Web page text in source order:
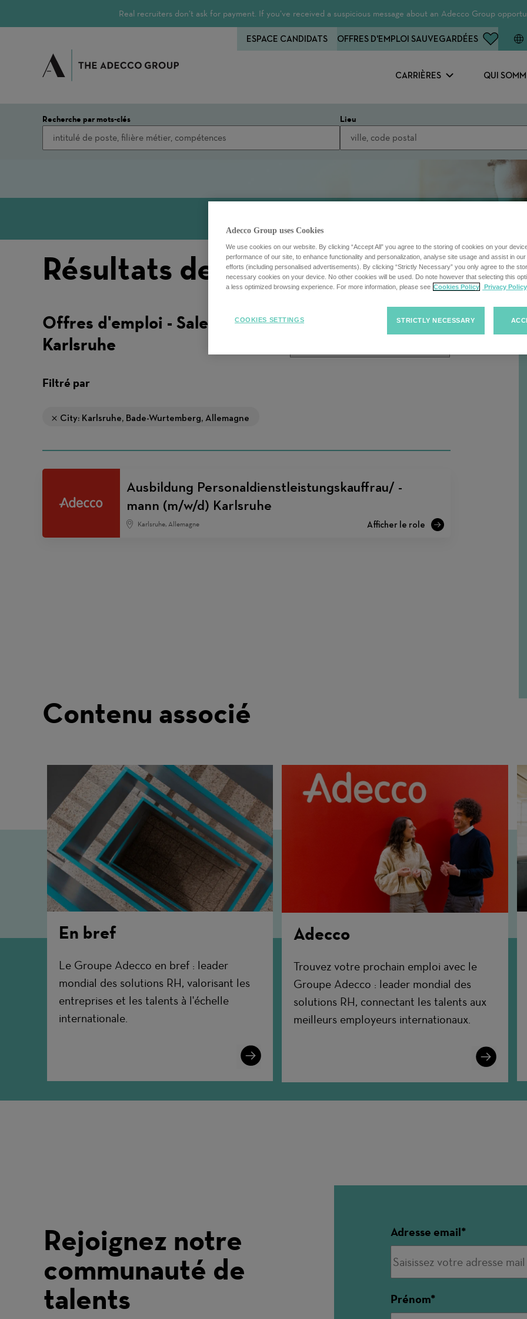
Real recruiters don’t ask for payment. If you’ve received a suspicious message about an Adecco Group
CARRIÈRES QUI
ESPACE CANDIDATS OFFRES D'EMPLOI SAUVEGARDÉES
Recherche par mots-clés Lieu
Résultats de recherche
Trier
Trier les offres d'emploi
Offres d'emploi - Sales -
Karlsruhe
Filtré par
City: Karlsruhe, Bade-Wurtemberg, Allemagne
Ausbildung Personaldienstleistungskauffrau/ -
mann (m/w/d) Karlsruhe
Karlsruhe, Allemagne
Contenu associé
En bref
Le Groupe Adecco en bref : leader
mondial des solutions RH, valorisant les
entreprises et les talents à l'échelle
internationale.
Learn
More
Adecco
Trouvez votre prochain emploi avec le
Groupe Adecco : leader mondial des
solutions RH, connectant les talents aux
meilleurs employeurs internationaux.
Learn
More
Rejoignez notre
communauté de
talents
Adresse email
Prénom
Adecco Group uses Cookies
We use cookies on our website. By clicking “Accept All” you agree to the storing of cookies on your
performance of our site, to enhance functionality and personalization, analyse site usage and assist in
efforts (including personalised advertisements). By clicking “Strictly Necessary” you only agree to the
necessary cookies on your device. No other cookies will be used. Do note however that selecting this
a less optimized browsing experience. For more information, please see Cookies Policy Privacy Policy
STRICTLY NECESSARY
COOKIES SETTINGS